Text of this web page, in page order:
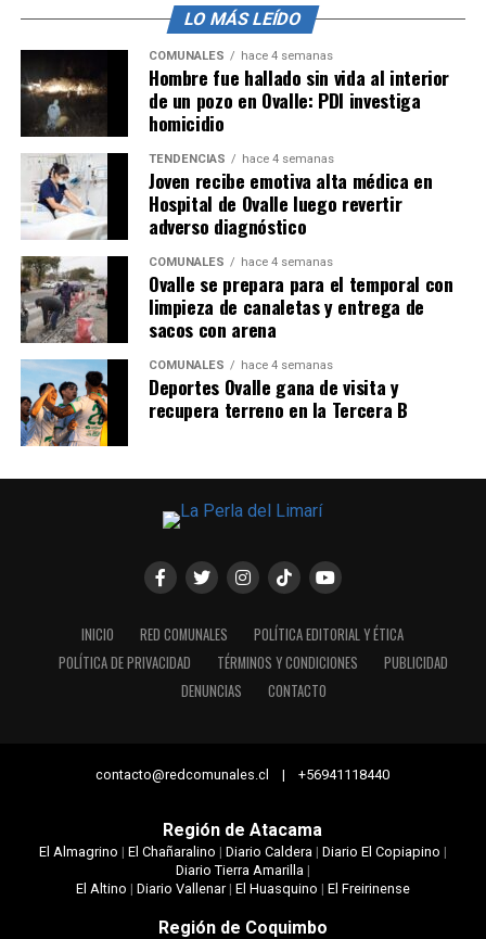
LO MÁS LEÍDO
COMUNALES hace 4 semanas
Hombre fue hallado sin vida al interior
de un pozo en Ovalle: PDI investiga
homicidio
TENDENCIAS hace 4 semanas
Joven recibe emotiva alta médica en
Hospital de Ovalle luego revertir
adverso diagnóstico
COMUNALES hace 4 semanas
Ovalle se prepara para el temporal con
limpieza de canaletas y entrega de
sacos con arena
COMUNALES hace 4 semanas
Deportes Ovalle gana de visita y
recupera terreno en la Tercera B
INICIO RED COMUNALES
POLÍTICA EDITORIAL Y ÉTICA
POLÍTICA DE PRIVACIDAD
TÉRMINOS Y CONDICIONES
PUBLICIDAD
DENUNCIAS
CONTACTO
contacto@redcomunales.cl | +56941118440
Región de Atacama
El Almagrino | El Chañaralino | Diario Caldera| Diario El Copiapino |
Diario Tierra Amarilla|
El Altino | Diario Vallenar| El Huasquino | El Freirinense
Región de Coquimbo